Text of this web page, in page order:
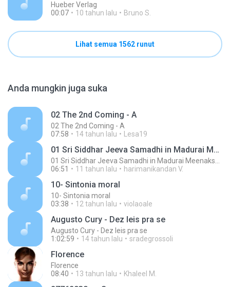
Hueber Verlag
00:07
10 tahun lalu Bruno S.
Lihat semua 1562 runut
Anda mungkin juga suka
02 The 2nd Coming - A
02 The 2nd Coming - A
07:58
14 tahun lalu Lesa19
01 Sri Siddhar Jeeva Samadhi in Madurai MeenakshiTemple - ChoChoME Sundaram
06:51
11 tahun lalu harimanikandan V.
10- Sintonia moral
10- Sintonia moral
03:38
12 tahun lalu violaoale
Augusto Cury - Dez leis pra se
Augusto Cury - Dez leis pra se
1:02:59
14 tahun lalu sradegrossoli
Florence
Florence
08:40
13 tahun lalu Khaleel M.